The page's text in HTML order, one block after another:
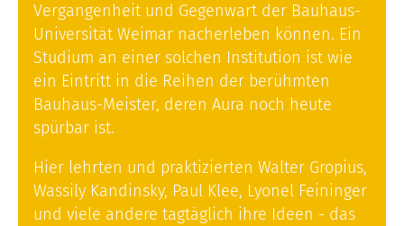
Vergangenheit und Gegenwart der Bauhaus-
Universität Weimar nacherleben können. Ein
Studium an einer solchen Institution ist wie
ein Eintritt in die Reihen der berühmten
Bauhaus-Meister, deren Aura noch heute
spürbar ist.
Hier lehrten und praktizierten Walter Gropius,
Wassily Kandinsky, Paul Klee, Lyonel Feininger
und viele andere tagtäglich ihre Ideen - das